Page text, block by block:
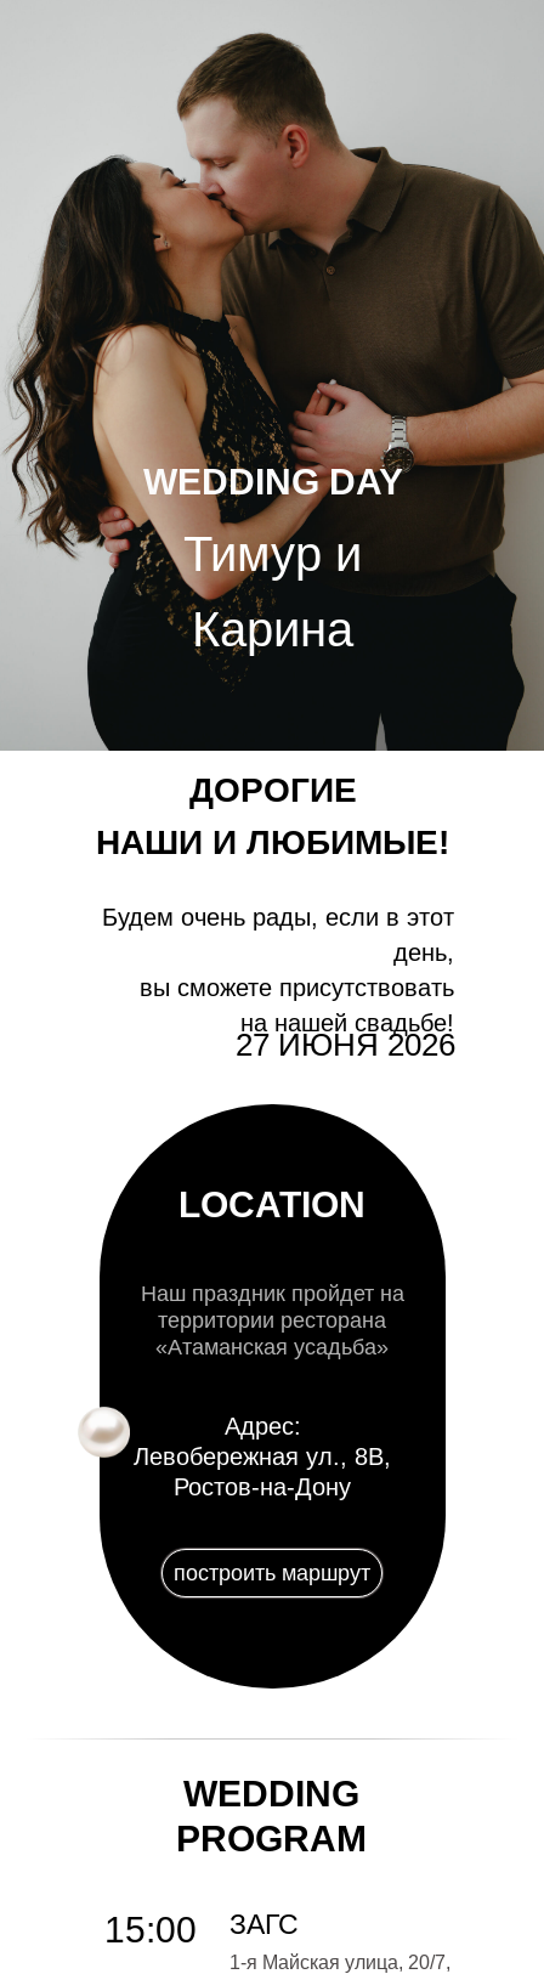
Тимур и
Карина
WEDDING DAY
ДОРОГИЕ
НАШИ И ЛЮБИМЫЕ!
Будем очень рады, если в этот
день,
вы сможете присутствовать
на нашей свадьбе!
27 ИЮНЯ 2026
LOCATION
Наш праздник пройдет на
территории ресторана
«Атаманская усадьба»
Адрес:
Левобережная ул., 8В,
Ростов-на-Дону
построить маршрут
WEDDING
PROGRAM
ЗАГС
1-я Майская улица, 20/7,
15:00